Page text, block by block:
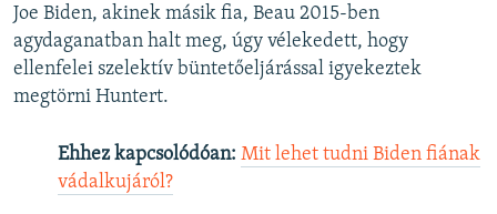
Joe Biden, akinek másik fia, Beau 2015-ben
agydaganatban halt meg, úgy vélekedett, hogy
ellenfelei szelektív büntetőeljárással igyekeztek
megtörni Huntert.
Ehhez kapcsolódóan: Mit lehet tudni Biden fiának
vádalkujáról?